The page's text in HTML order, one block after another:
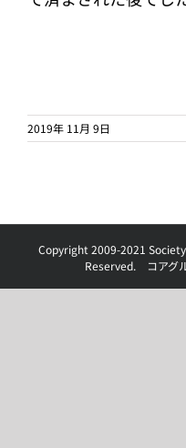
2019年 11月 9日
Copyright 2009-2021
Reserved.
コアグ